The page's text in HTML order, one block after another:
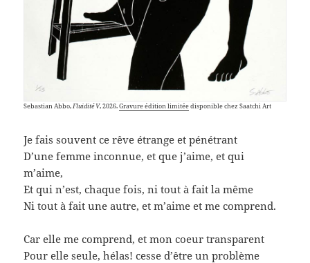
Sebastian Abbo,Fluidité V, 2026.Gravure édition limitéedisponible chez Saatchi Art
Je fais souvent ce rêve étrange et pénétrant
D’une femme inconnue, et que j’aime, et qui
m’aime,
Et qui n’est, chaque fois, ni tout à fait la même
Ni tout à fait une autre, et m’aime et me comprend.
Car elle me comprend, et mon coeur transparent
Pour elle seule, hélas! cesse d’être un problème